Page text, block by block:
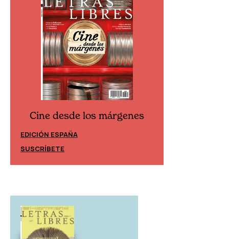
Cine desde los márgenes
EDICIÓN ESPAÑA
SUSCRÍBETE